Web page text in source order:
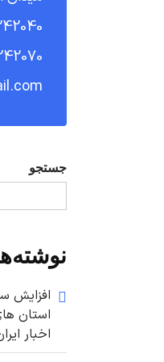
جستجو
افزایش
اخبار